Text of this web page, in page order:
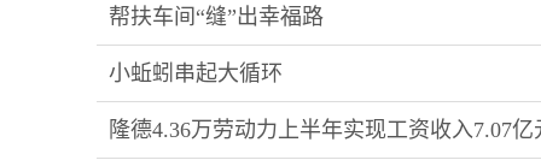
帮扶车间“缝”出幸福路
小蚯蚓串起大循环
隆德4.36万劳动力上半年实现工资收入7.07亿